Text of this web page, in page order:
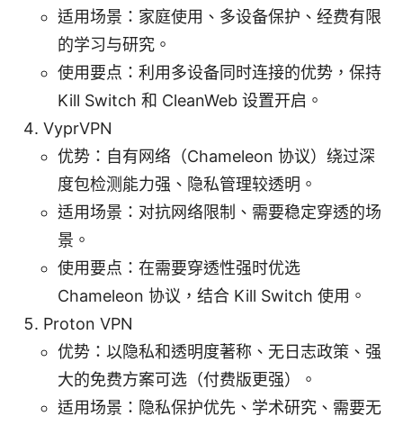
适用场景：家庭使用、多设备保护、经费有限
的学习与研究。
使用要点：利用多设备同时连接的优势，保持
Kill Switch 和 CleanWeb 设置开启。
VyprVPN
优势：自有网络（Chameleon 协议）绕过深
度包检测能力强、隐私管理较透明。
适用场景：对抗网络限制、需要稳定穿透的场
景。
使用要点：在需要穿透性强时优选
Chameleon 协议，结合 Kill Switch 使用。
Proton VPN
优势：以隐私和透明度著称、无日志政策、强
大的免费方案可选（付费版更强）。
适用场景：隐私保护优先、学术研究、需要无